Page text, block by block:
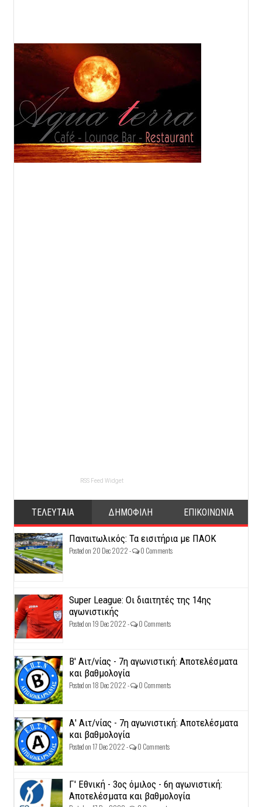
RSS Feed Widget
ΤΕΛΕΥΤΑΙΑ ΔΗΜΟΦΙΛΗ ΕΠΙΚΟΙΝΩΝΙΑ
Παναιτωλικός: Τα εισιτήρια με ΠΑΟΚ
Posted on 20 Dec 2022 - 0 Comments
Super League: Οι διαιτητές της 14ης
αγωνιστικής
Posted on 19 Dec 2022 - 0 Comments
Β' Αιτ/νίας - 7η αγωνιστική: Αποτελέσματα
και βαθμολογία
Posted on 18 Dec 2022 - 0 Comments
Α' Αιτ/νίας - 7η αγωνιστική: Αποτελέσματα
και βαθμολογία
Posted on 17 Dec 2022 - 0 Comments
Γ' Εθνική - 3ος όμιλος - 6η αγωνιστική:
Αποτελέσματα και βαθμολογία